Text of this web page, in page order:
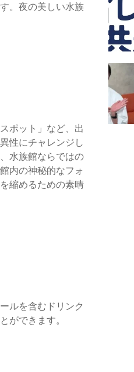
。夜の美しい水族
ポット」など、出
性にチャレンジし
水族館ならではの
内の神秘的なフォ
縮めるための素晴
ルを含むドリンク
ができます。